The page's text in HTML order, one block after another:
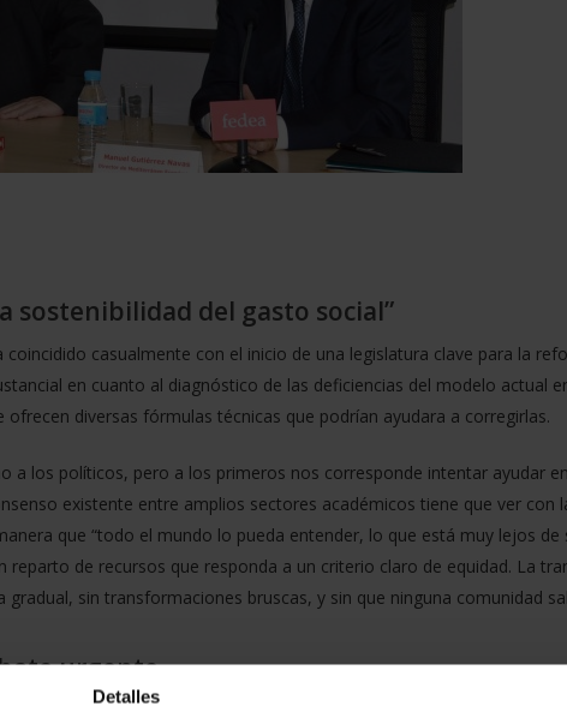
Detalles
sostenibilidad del gasto social”
casualmente con el inicio de una legislatura clave para la
en cuanto al diagnóstico de las deficiencias del modelo actual
diversas fórmulas técnicas que podrían ayudara a corregirlas.
a los políticos, pero a los primeros nos corresponde intentar ayudar
existente entre amplios sectores académicos tiene que ver con
que “todo el mundo lo pueda entender, lo que está muy lejos
de recursos que responda a un criterio claro de equidad. La
sin transformaciones bruscas, y sin que ninguna comunidad
urgente